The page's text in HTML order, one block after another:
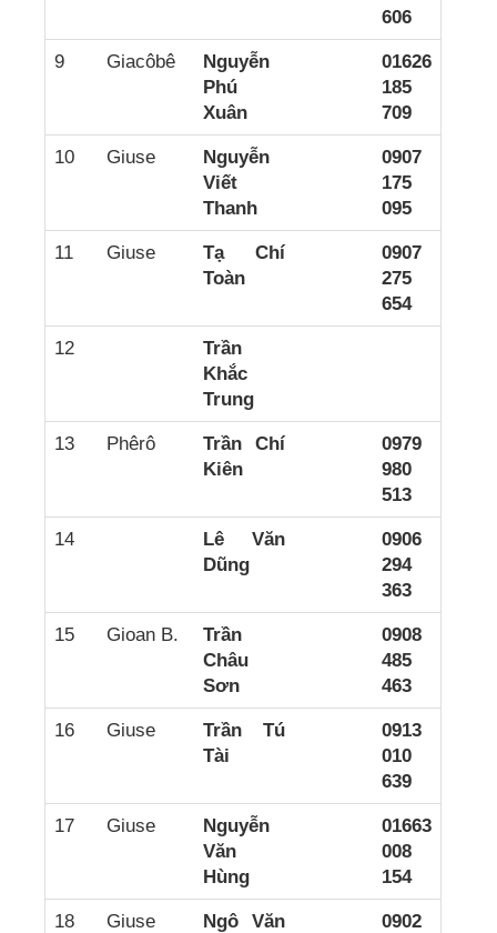
606
9 Giacôbê
Nguyễn
Phú
Xuân
01626
185
709
10 Giuse
Nguyễn
Viết
Thanh
0907
175
095
11 Giuse
Tạ Chí
Toàn
0907
275
654
12
Trần
Khắc
Trung
13 Phêrô
Trần Chí
Kiên
0979
980
513
14
Lê Văn
Dũng
0906
294
363
15 Gioan B.
Trần
Châu
Sơn
0908
485
463
16 Giuse
Trần Tú
Tài
0913
010
639
17 Giuse
Nguyễn
Văn
Hùng
01663
008
154
18 Giuse
Ngô Văn
0902